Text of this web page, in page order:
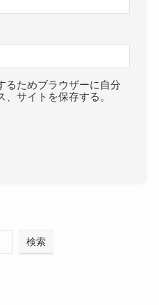
るためブラウザーに自分
サイトを保存する。
検索